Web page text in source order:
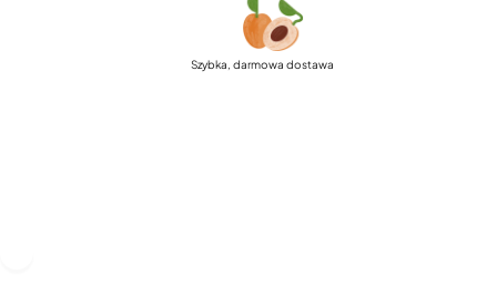
Szybka, darmowa dostawa